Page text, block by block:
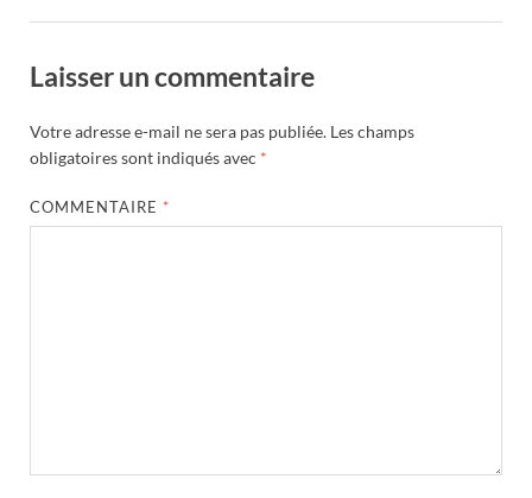
Laisser un commentaire
Votre adresse e-mail ne sera pas publiée. Les champs
obligatoires sont indiqués avec *
COMMENTAIRE *